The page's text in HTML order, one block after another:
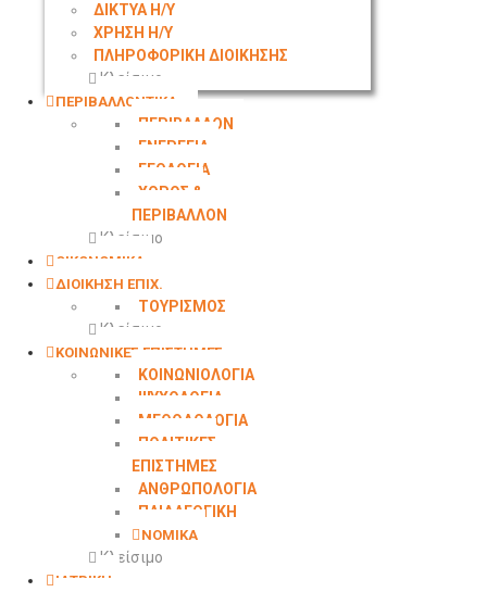
ΔΙΚΤΥΑ Η/Υ
ΧΡΗΣΗ Η/Υ
ΠΛΗΡΟΦΟΡΙΚΗ ΔΙΟΙΚΗΣΗΣ
Κλείσιμο
ΠΕΡΙΒΑΛΛΟΝΤΙΚΑ
ΠΕΡΙΒΑΛΛΟΝ
ΕΝΕΡΓΕΙΑ
ΓΕΩΛΟΓΙΑ
ΧΩΡΟΣ &
ΠΕΡΙΒΑΛΛΟΝ
Κλείσιμο
ΟΙΚΟΝΟΜΙΚΑ
ΔΙΟΙΚΗΣΗ ΕΠΙΧ.
ΤΟΥΡΙΣΜΟΣ
Κλείσιμο
ΚΟΙΝΩΝΙΚΕΣ ΕΠΙΣΤΗΜΕΣ
ΚΟΙΝΩΝΙΟΛΟΓΙΑ
ΨΥΧΟΛΟΓΙΑ
ΜΕΘΟΔΟΛΟΓΙΑ
ΠΟΛΙΤΙΚΕΣ
ΕΠΙΣΤΗΜΕΣ
ΑΝΘΡΩΠΟΛΟΓΙΑ
ΠΑΙΔΑΓΩΓΙΚΗ
ΝΟΜΙΚΑ
Κλείσιμο
ΙΑΤΡΙΚΗ